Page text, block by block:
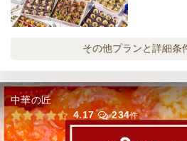
NAGI 小分け
オードブル
NAGI 温製も
ロ
その他プランと詳細条
中華の匠
4.17
234件